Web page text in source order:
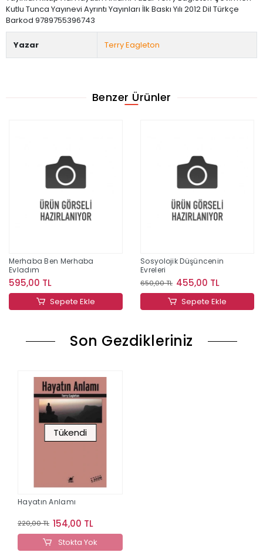
Kutlu Tunca Yayınevi Ayrıntı Yayınları İlk Baskı Yılı 2012 Dil Türkçe
Barkod 9789755396743
Yazar Terry Eagleton
Benzer Ürünler
Merhaba Ben Merhaba
Evladım
595,00 TL
Sepete Ekle
Sosyolojik Düşüncenin
Evreleri
650,00 TL 455,00 TL
Sepete Ekle
Son Gezdikleriniz
Tükendi
Hayatın Anlamı
220,00 TL 154,00 TL
Stokta Yok